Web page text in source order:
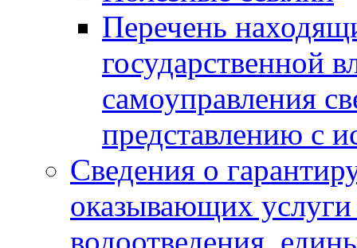
Перечень
государственной
самоуправления
представлению с
Сведения о
оказывающих